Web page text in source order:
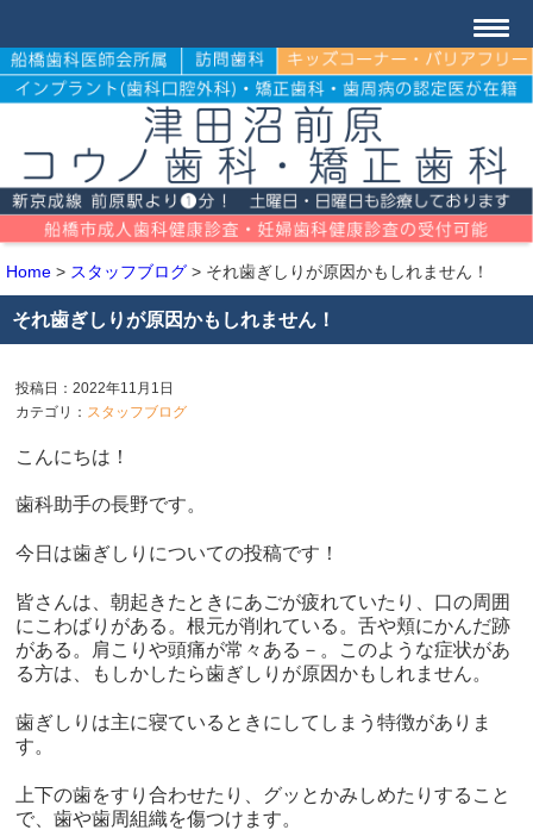
Home > スタッフブログ > それ歯ぎしりが原因かもしれません！
それ歯ぎしりが原因かもしれません！
投稿日：2022年11月1日
カテゴリ： スタッフブログ
こんにちは！
歯科助手の長野です。
今日は歯ぎしりについての投稿です！
皆さんは、朝起きたときにあごが疲れていたり、口の周囲
にこわばりがある。根元が削れている。舌や頬にかんだ跡
がある。肩こりや頭痛が常々ある－。このような症状があ
る方は、もしかしたら歯ぎしりが原因かもしれません。
歯ぎしりは主に寝ているときにしてしまう特徴がありま
す。
上下の歯をすり合わせたり、グッとかみしめたりすること
で、歯や歯周組織を傷つけます。